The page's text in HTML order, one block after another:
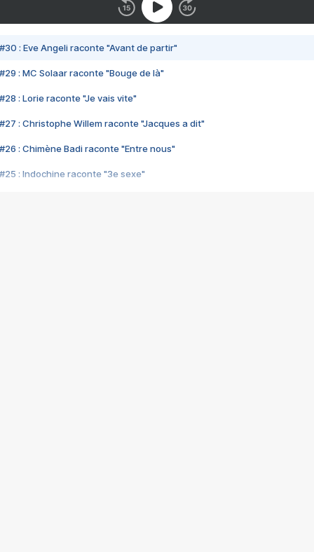
#30 : Eve Angeli raconte "Avant de partir"
#29 : MC Solaar raconte "Bouge de là"
#28 : Lorie raconte "Je vais vite"
#27 : Christophe Willem raconte "Jacques a dit"
#26 : Chimène Badi raconte "Entre nous"
#25 : Indochine raconte "3e sexe"